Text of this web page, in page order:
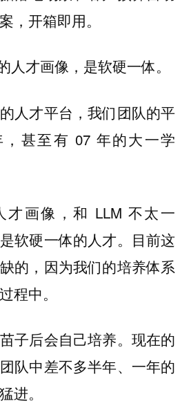
，开箱即用。
才画像，是软硬一体。
人才平台，我们团队的平
甚至有 07 年的大一学
才画像，和 LLM 不太一
软硬一体的人才。目前这
的，因为我们的培养体系
程中。
子后会自己培养。现在的
队中差不多半年、一年的
进。